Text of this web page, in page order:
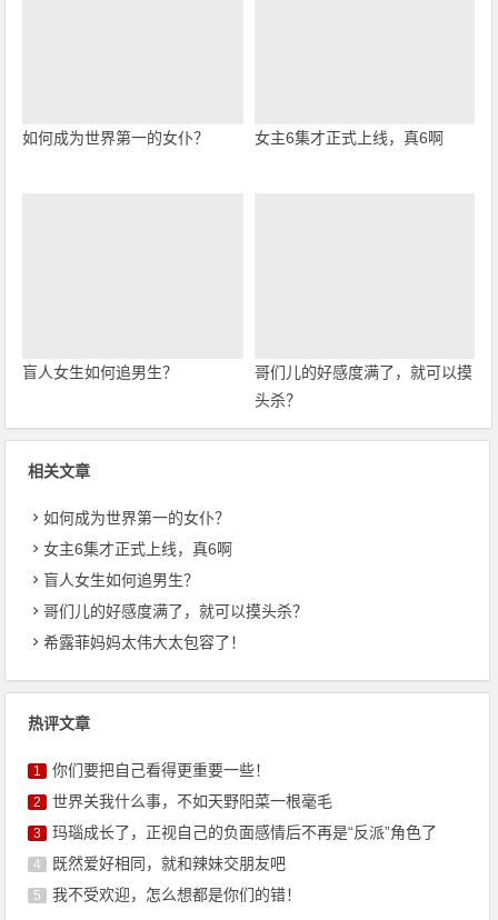
如何成为世界第一的女仆？ 女主6集才正式上线，真6啊
盲人女生如何追男生？
哥们儿的好感度满了，就可以摸
头杀？
相关文章
如何成为世界第一的女仆？
女主6集才正式上线，真6啊
盲人女生如何追男生？
哥们儿的好感度满了，就可以摸头杀？
希露菲妈妈太伟大太包容了！
热评文章
1 你们要把自己看得更重要一些！
2 世界关我什么事，不如天野阳菜一根毫毛
3 玛瑙成长了，正视自己的负面感情后不再是“反派”角色了
4 既然爱好相同，就和辣妹交朋友吧
5 我不受欢迎，怎么想都是你们的错！